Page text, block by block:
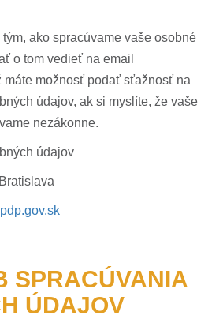
ako spracúvame vaše osobné
o tom vedieť na email
máte možnosť podať sťažnosť na
údajov, ak si myslíte, že vaše
nezákonne.
údajov
SPRACÚVANIA
ÚDAJOV